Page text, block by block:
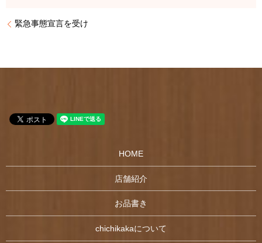
緊急事態宣言を受け
HOME
店舗紹介
お品書き
chichikakaについて